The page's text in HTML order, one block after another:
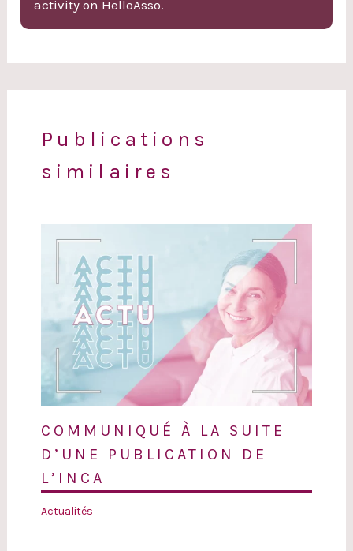
activity on HelloAsso.
Publications
similaires
COMMUNIQUÉ À LA SUITE
D’UNE PUBLICATION DE
L’INCA
Actualités